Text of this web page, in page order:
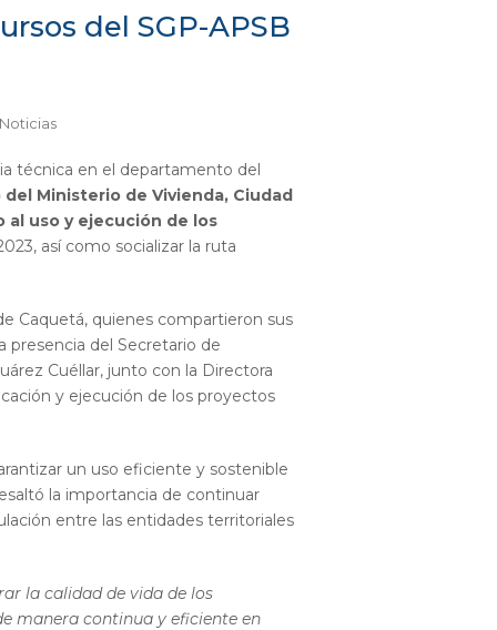
del SGP-APSB
técnica en el departamento del
Ministerio de Vivienda, Ciudad
uso y ejecución de los
así como socializar la ruta
Caquetá, quienes compartieron sus
presencia del Secretario de
Cuéllar, junto con la Directora
y ejecución de los proyectos
un uso eficiente y sostenible
la importancia de continuar
entre las entidades territoriales
la calidad de vida de los
manera continua y eficiente en